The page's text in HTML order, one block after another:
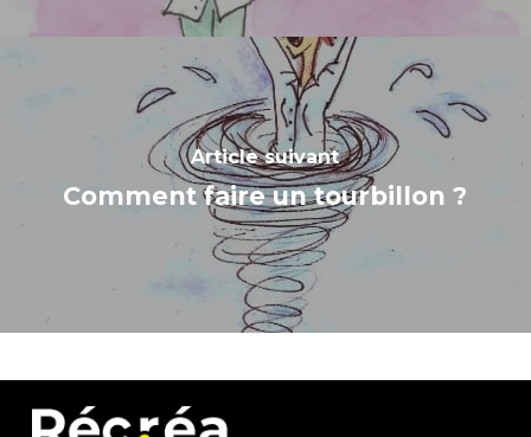
Article suivant
Comment faire un tourbillon ?